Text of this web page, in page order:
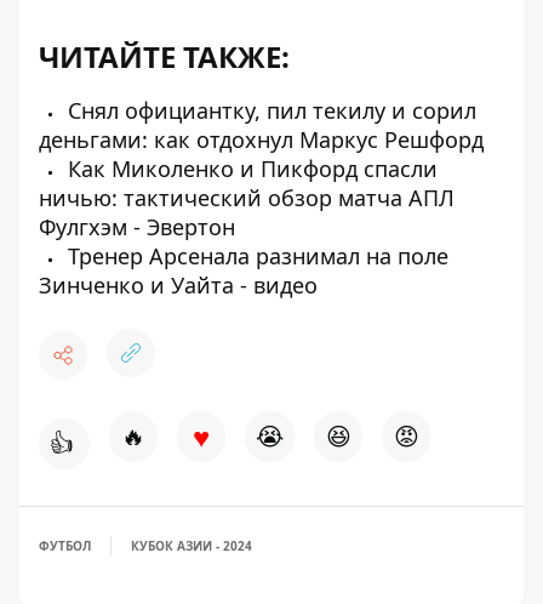
ЧИТАЙТЕ ТАКЖЕ:
Снял официантку, пил текилу и сорил
деньгами: как отдохнул Маркус Решфорд
Как Миколенко и Пикфорд спасли
ничью: тактический обзор матча АПЛ
Фулгхэм - Эвертон
Тренер Арсенала разнимал на поле
Зинченко и Уайта - видео
👍 🔥 ♥ 😭 😆 😡
ФУТБОЛ КУБОК АЗИИ - 2024